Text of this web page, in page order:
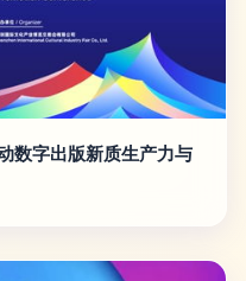
数字出版新质生产力与